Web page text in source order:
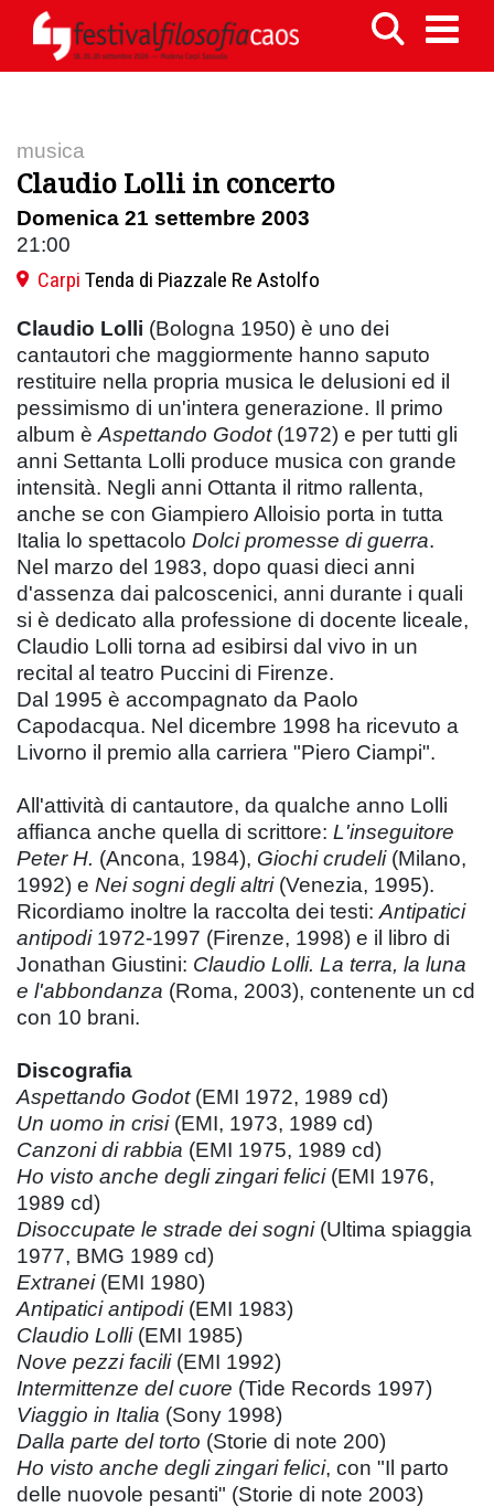
musica
Claudio Lolli in concerto
Domenica 21 settembre 2003
21:00
Carpi Tenda di Piazzale Re Astolfo
Claudio Lolli (Bologna 1950) è uno dei
cantautori che maggiormente hanno saputo
restituire nella propria musica le delusioni ed il
pessimismo di un'intera generazione. Il primo
album è Aspettando Godot (1972) e per tutti gli
anni Settanta Lolli produce musica con grande
intensità. Negli anni Ottanta il ritmo rallenta,
anche se con Giampiero Alloisio porta in tutta
Italia lo spettacolo Dolci promesse di guerra.
Nel marzo del 1983, dopo quasi dieci anni
d'assenza dai palcoscenici, anni durante i quali
si è dedicato alla professione di docente liceale,
Claudio Lolli torna ad esibirsi dal vivo in un
recital al teatro Puccini di Firenze.
Dal 1995 è accompagnato da Paolo
Capodacqua. Nel dicembre 1998 ha ricevuto a
Livorno il premio alla carriera "Piero Ciampi".
All'attività di cantautore, da qualche anno Lolli
affianca anche quella di scrittore: L'inseguitore
Peter H. (Ancona, 1984), Giochi crudeli (Milano,
1992) e Nei sogni degli altri(Venezia, 1995).
Ricordiamo inoltre la raccolta dei testi: Antipatici
antipodi 1972-1997 (Firenze, 1998) e il libro di
Jonathan Giustini: Claudio Lolli. La terra, la luna
e l'abbondanza (Roma, 2003), contenente un cd
con 10 brani.
Discografia
Aspettando Godot (EMI 1972, 1989 cd)
Un uomo in crisi (EMI, 1973, 1989 cd)
Canzoni di rabbia (EMI 1975, 1989 cd)
Ho visto anche degli zingari felici(EMI 1976,
1989 cd)
Disoccupate le strade dei sogni (Ultima spiaggia
1977, BMG 1989 cd)
Extranei (EMI 1980)
Antipatici antipodi (EMI 1983)
Claudio Lolli (EMI 1985)
Nove pezzi facili (EMI 1992)
Intermittenze del cuore (Tide Records 1997)
Viaggio in Italia (Sony 1998)
Dalla parte del torto (Storie di note 200)
Ho visto anche degli zingari felici, con "Il parto
delle nuovole pesanti" (Storie di note 2003)